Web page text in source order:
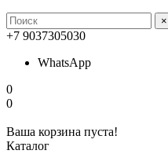
×
+7 9037305030
WhatsApp
0
0
Ваша корзина пуста!
Каталог